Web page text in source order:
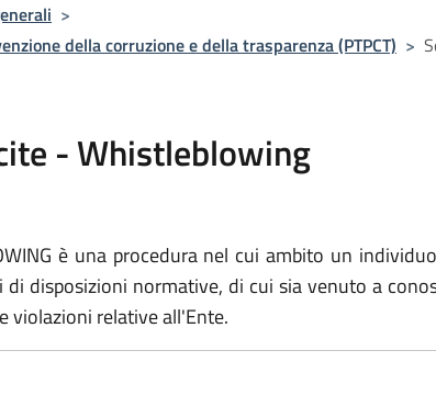
>
della corruzione e della trasparenza (PTPCT) >
- Whistleblowing
è una procedura nel cui ambito un
disposizioni normative, di cui sia venuto a
violazioni relative all'Ente.